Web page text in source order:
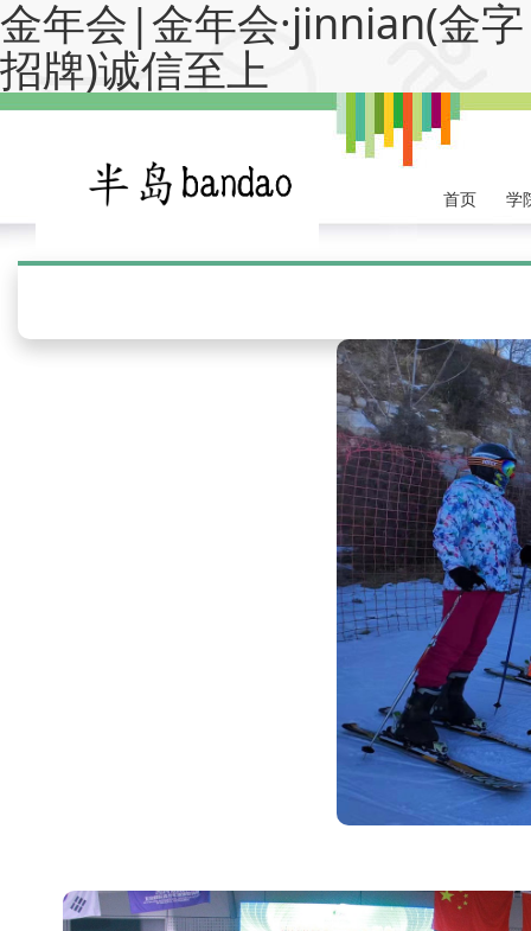
金年会|金年会·jinnian(金字
招牌)诚信至上
首页 学